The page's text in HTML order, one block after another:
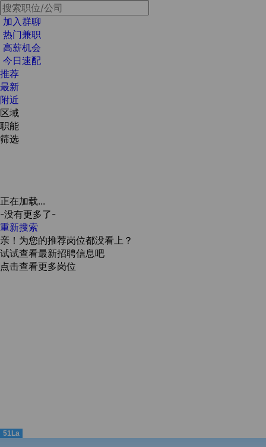
加入群聊
热门兼职
高薪机会
今日速配
推荐
最新
附近
区域
职能
筛选
正在加载...
-没有更多了-
重新搜索
亲！为您的推荐岗位都没看上？
试试查看最新招聘信息吧
点击查看更多岗位
51La